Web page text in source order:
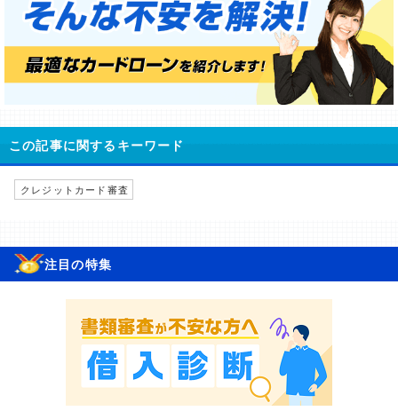
この記事に関するキーワード
クレジットカード審査
注目の特集